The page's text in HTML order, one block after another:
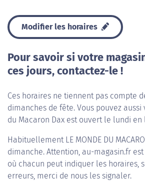
Modifier les horaires
Pour savoir si votre
ces jours, contactez-le !
Ces horaires ne tiennent pas compte
dimanches de fête. Vous pouvez
du Macaron Dax est ouvert le lundi en
Habituellement LE MONDE DU
dimanche. Attention, au-magasin.fr
où chacun peut indiquer les horaires,
erreurs, merci de nous les signaler.